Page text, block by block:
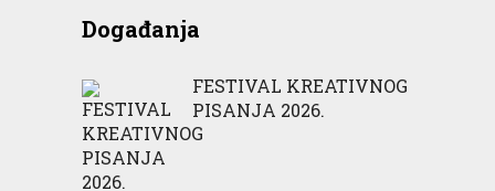
Događanja
FESTIVAL KREATIVNOG
PISANJA 2026.